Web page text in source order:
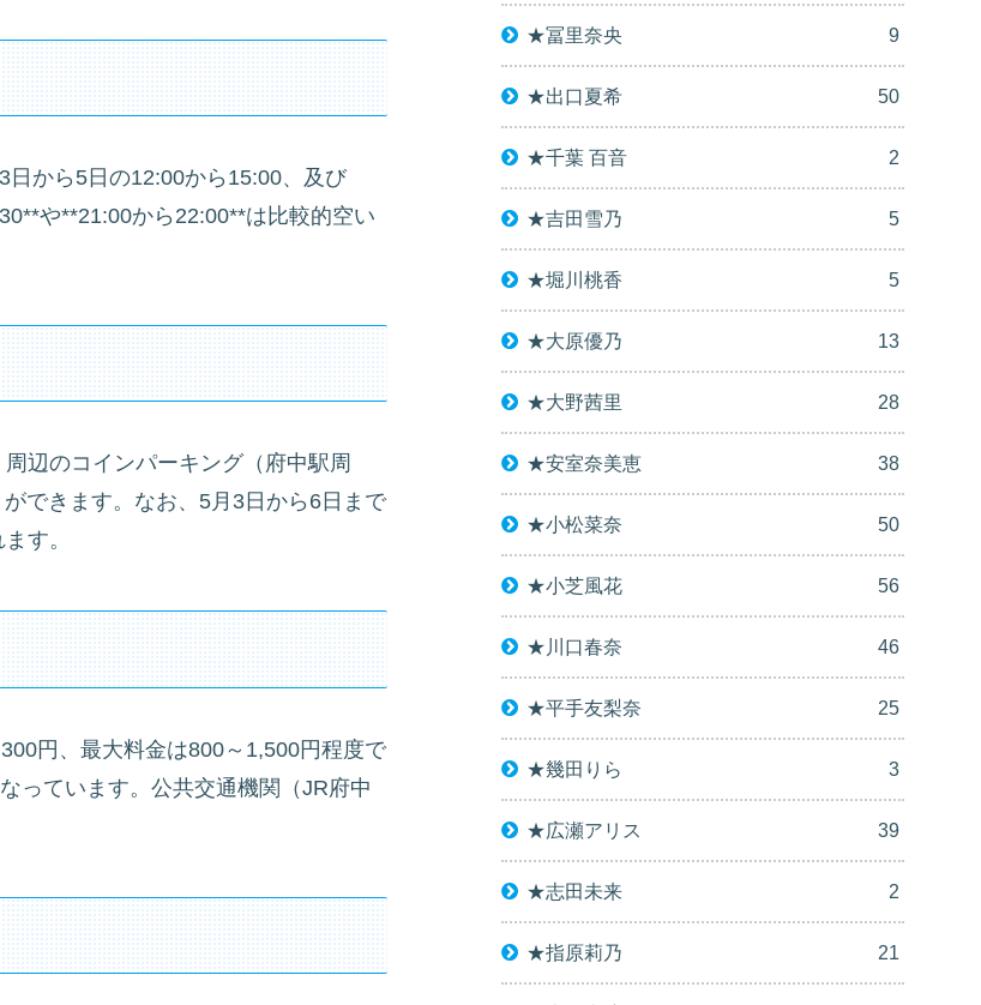
から5日の12:00から15:00、及び
や**21:00から22:00**は比較的空い
辺のコインパーキング（府中駅周
できます。なお、5月3日から6日まで
す。
円、最大料金は800～1,500円程度で
っています。公共交通機関（JR府中
★冨里奈央 9
★出口夏希 50
★千葉 百音 2
★吉田雪乃 5
★堀川桃香 5
★大原優乃 13
★大野茜里 28
★安室奈美恵 38
★小松菜奈 50
★小芝風花 56
★川口春奈 46
★平手友梨奈 25
★幾田りら 3
★広瀬アリス 39
★志田未来 2
★指原莉乃 21